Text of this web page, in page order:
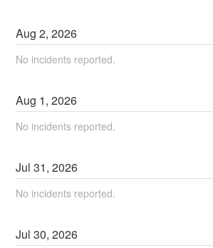
Aug2,2026
No incidents reported.
Aug 1,2026
No incidents reported.
Jul31,2026
No incidents reported.
Jul30,2026